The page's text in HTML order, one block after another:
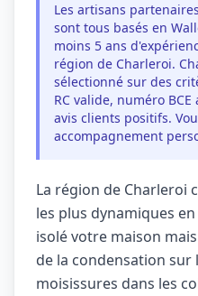
Les artisans
sont tous basés en
moins 5 ans
région de Charleroi.
sélectionné sur des
RC valide, numéro
avis clients positifs.
accompagnement
La région de Charleroi
les plus dynamiques
isolé votre maison
de la condensation sur
moisissures dans les